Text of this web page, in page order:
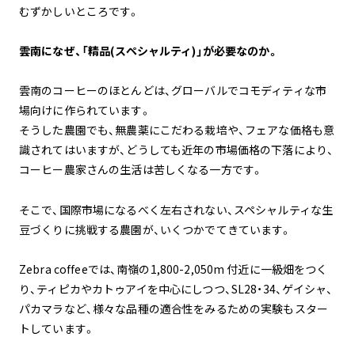
むずかしいところです。
雲南になぜ、「精品(スペシャルティ)」が必要なのか。
雲南のコーヒーのほとんどは、グローバルでコモディティな市
場向けに作られています。
そうした農園でも、無農薬にこだわる栽培や、フェアな価格も意
識されてはいますが、どうしても近年の市場価格の下落により、
コーヒー農家さんの生活は苦しくなる一方です。
そこで、国際市場になるべく左右されない、スペシャルティな生
豆づくりに挑戦する農園が、いくつかでてきています。
Zebra coffeeでは、南嶺の1,800-2,050m 付近に一級畑をつく
り、ティピカやカトゥアイを中心にしつつ、SL28・34、ゲイシャ、
パカマラなど、様々な品種の適合性をみるための実験もスター
トしています。